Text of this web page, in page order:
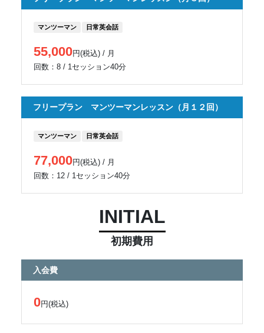
マンツーマン 日常英会話
55,000円(税込) / 月
回数：8 / 1セッション40分
フリープラン マンツーマンレッスン（月１２回）
マンツーマン 日常英会話
77,000円(税込) / 月
回数：12 / 1セッション40分
INITIAL
初期費用
入会費
0円(税込)